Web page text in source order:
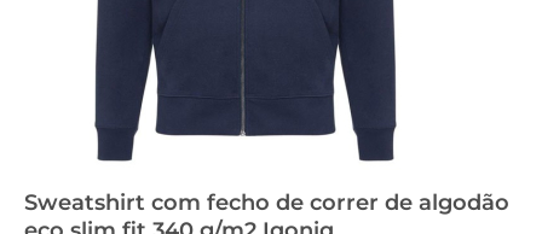
Sweatshirt com fecho de correr de algodão